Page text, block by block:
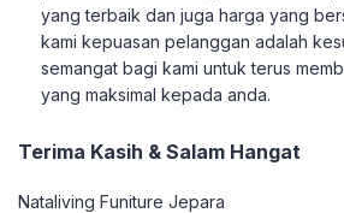
yang terbaik dan juga harga yang
kami kepuasan pelanggan adalah
semangat bagi kami untuk terus
yang maksimal kepada anda.
Terima Kasih & Salam Hangat
Nataliving Funiture Jepara